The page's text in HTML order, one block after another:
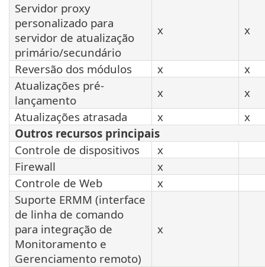
Servidor proxy
personalizado para
servidor de atualização
primário/secundário
x x
Reversão dos módulos x
x
Atualizações pré-
lançamento
x
x
Atualizações atrasada
x
x
Outros recursos principais
Controle de dispositivos
x
Firewall
x
Controle de Web
x
Suporte ERMM (interface
de linha de comando
para integração de
Monitoramento e
Gerenciamento remoto)
x